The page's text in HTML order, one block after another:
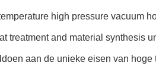
high pressure vacuum
treatment and material synthesis
aan de unieke eisen van hoge